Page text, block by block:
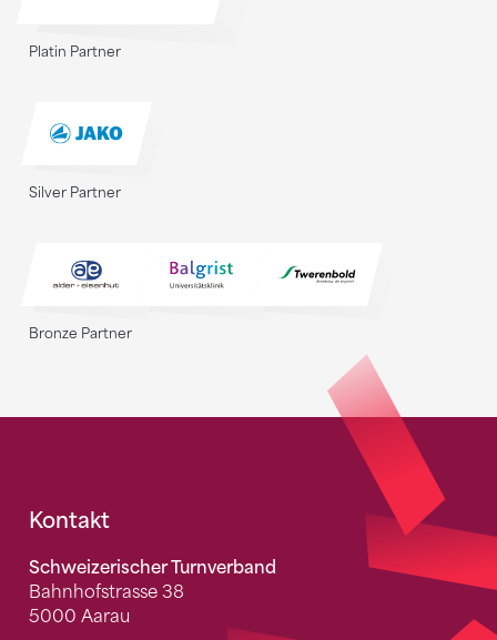
Platin Partner
Silver Partner
Bronze Partner
Fusszeile
Kontakt
Schweizerischer Turnverband
Bahnhofstrasse 38
5000 Aarau